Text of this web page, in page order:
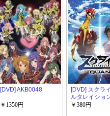
[DVD] AKB0048
￥1350円
[DVD] スクラ
ルタレイショ
QUAN
￥380円